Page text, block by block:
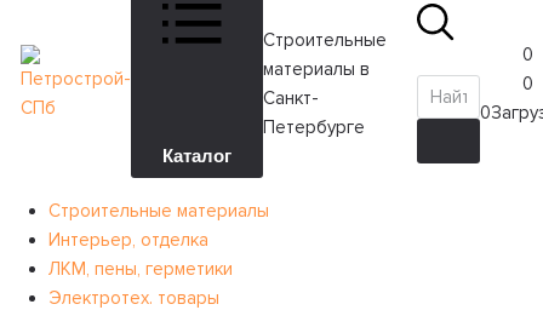
Каталог
Строительные
материалы в
Санкт-
Петербурге
0
0
0
Строительные материалы
Интерьер, отделка
ЛКМ, пены, герметики
Электротех. товары